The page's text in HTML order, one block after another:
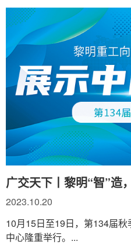
广交天下丨黎明“智”造
2023.10.20
10月15日至19日，第134届
中心隆重举行。...